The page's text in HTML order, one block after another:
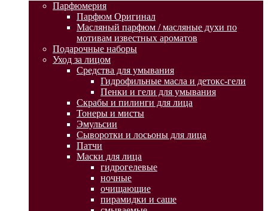
Парфюмерия
Парфюм Оригинал
Масляный парфюм / масляные духи по
мотивам известных ароматов
Подарочные наборы
Уход за лицом
Средства для умывания
Гидрофильные масла и детокс-гели
Пенки и гели для умывания
Скрабы и пилинги для лица
Тонеры и мисты
Эмульсии
Сыворотки и лосьоны для лица
Патчи
Маски для лица
гидрогелевые
ночные
очищающие
пирамидки и саше